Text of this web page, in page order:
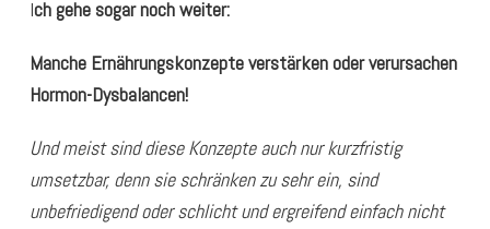
Ich gehe sogar noch weiter:
Manche Ernährungskonzepte verstärken oder verursachen
Hormon-Dysbalancen!
Und meist sind diese Konzepte auch nur kurzfristig
umsetzbar, denn sie schränken zu sehr ein, sind
unbefriedigend oder schlicht und ergreifend einfach nicht